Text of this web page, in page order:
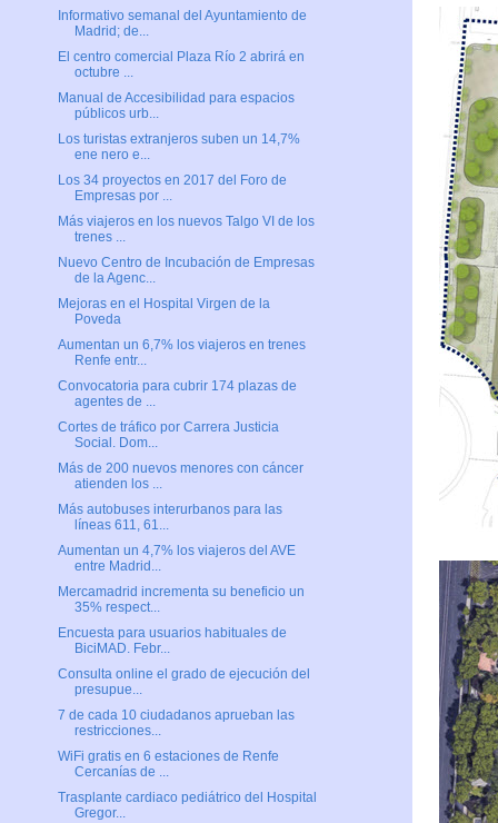
Informativo semanal del Ayuntamiento de
Madrid; de...
El centro comercial Plaza Río 2 abrirá en
octubre ...
Manual de Accesibilidad para espacios
públicos urb...
Los turistas extranjeros suben un 14,7%
ene nero e...
Los 34 proyectos en 2017 del Foro de
Empresas por ...
Más viajeros en los nuevos Talgo VI de los
trenes ...
Nuevo Centro de Incubación de Empresas
de la Agenc...
Mejoras en el Hospital Virgen de la
Poveda
Aumentan un 6,7% los viajeros en trenes
Renfe entr...
Convocatoria para cubrir 174 plazas de
agentes de ...
Cortes de tráfico por Carrera Justicia
Social. Dom...
Más de 200 nuevos menores con cáncer
atienden los ...
Más autobuses interurbanos para las
líneas 611, 61...
Aumentan un 4,7% los viajeros del AVE
entre Madrid...
Mercamadrid incrementa su beneficio un
35% respect...
Encuesta para usuarios habituales de
BiciMAD. Febr...
Consulta online el grado de ejecución del
presupue...
7 de cada 10 ciudadanos aprueban las
restricciones...
WiFi gratis en 6 estaciones de Renfe
Cercanías de ...
Trasplante cardiaco pediátrico del Hospital
Gregor...